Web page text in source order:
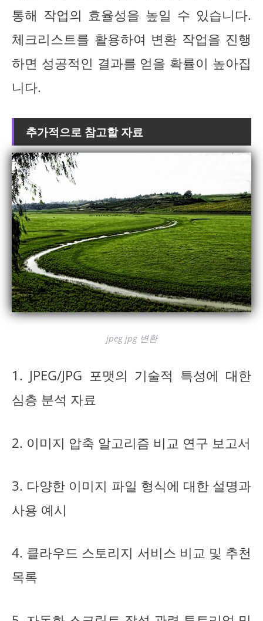
통해 작업의 효율성을 높일 수 있습니다.
체크리스트를 활용하여 변환 작업을 진행
하면 성공적인 결과를 얻을 확률이 높아집
니다.
추가적으로 참고할 자료
jpeg jpg 변환
1. JPEG/JPG 포맷의 기술적 특성에 대한
심층 분석 자료
2. 이미지 압축 알고리즘 비교 연구 보고서
3. 다양한 이미지 파일 형식에 대한 설명과
사용 예시
4. 클라우드 스토리지 서비스 비교 및 추천
목록